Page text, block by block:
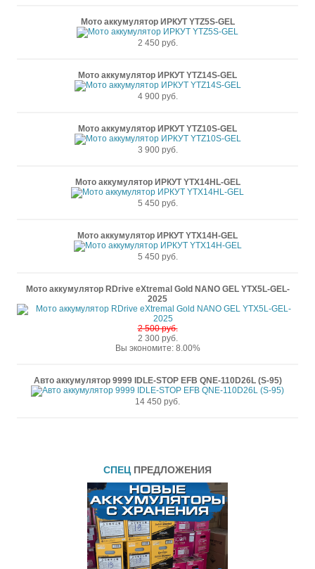
СПЕЦ ПРЕДЛОЖЕНИЯ
Мото аккумулятор ИРКУТ YTZ5S-GEL
2 450 руб.
Мото аккумулятор ИРКУТ YTZ14S-GEL
4 900 руб.
Мото аккумулятор ИРКУТ YTZ10S-GEL
3 900 руб.
Мото аккумулятор ИРКУТ YTX14HL-GEL
5 450 руб.
Мото аккумулятор ИРКУТ YTX14H-GEL
5 450 руб.
Мото аккумулятор RDrive eXtremal Gold NANO GEL YTX5L-GEL-
2025
2 500 руб.
2 300 руб.
Вы экономите: 8.00%
Авто аккумулятор 9999 IDLE-STOP EFB QNE-110D26L (S-95)
14 450 руб.